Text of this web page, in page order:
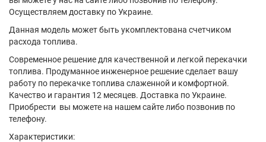
Осуществляем доставку по Украине.
Данная модель может быть укомплектована счетчиком
расхода топлива.
Современное решение для качественной и легкой перекачки
топлива. Продуманное инженерное решение сделает вашу
работу по перекачке топлива слаженной и комфортной.
Качество и гарантия 12 месяцев. Доставка по Украине.
Приобрести вы можете на нашем сайте либо позвонив по
телефону.
Характеристики: